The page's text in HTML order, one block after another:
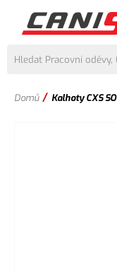
Domů / Kalhoty CXS